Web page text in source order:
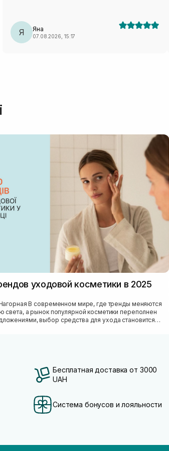
Я Яна
07.08.2026, 15:17
уходовой косметики в 2025
где тренды меняются
света, а рынок популярной косметики переполнен
выбор средства для ухода становится
Бесплатная доставка от 3000
UAH
Система бонусов и лояльности